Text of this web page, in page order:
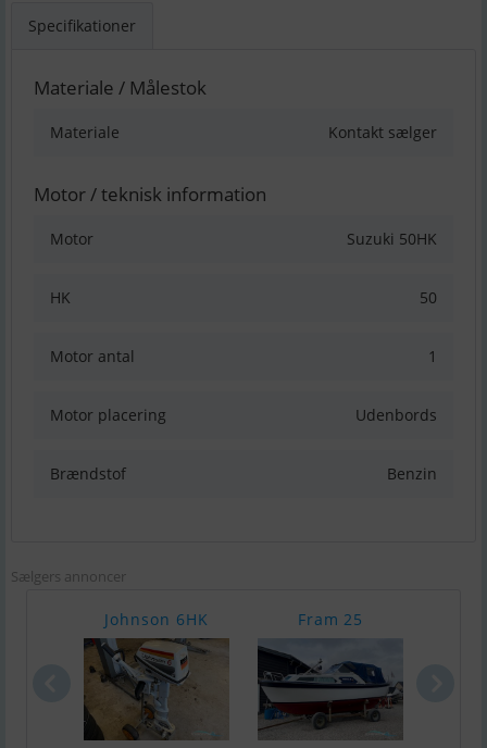
Specifikationer
Materiale / Målestok
Materiale Kontakt sælger
Motor / teknisk information
Motor Suzuki 50HK
HK 50
Motor antal 1
Motor placering Udenbords
Brændstof Benzin
Sælgers annoncer
Johnson 6HK Fram 25